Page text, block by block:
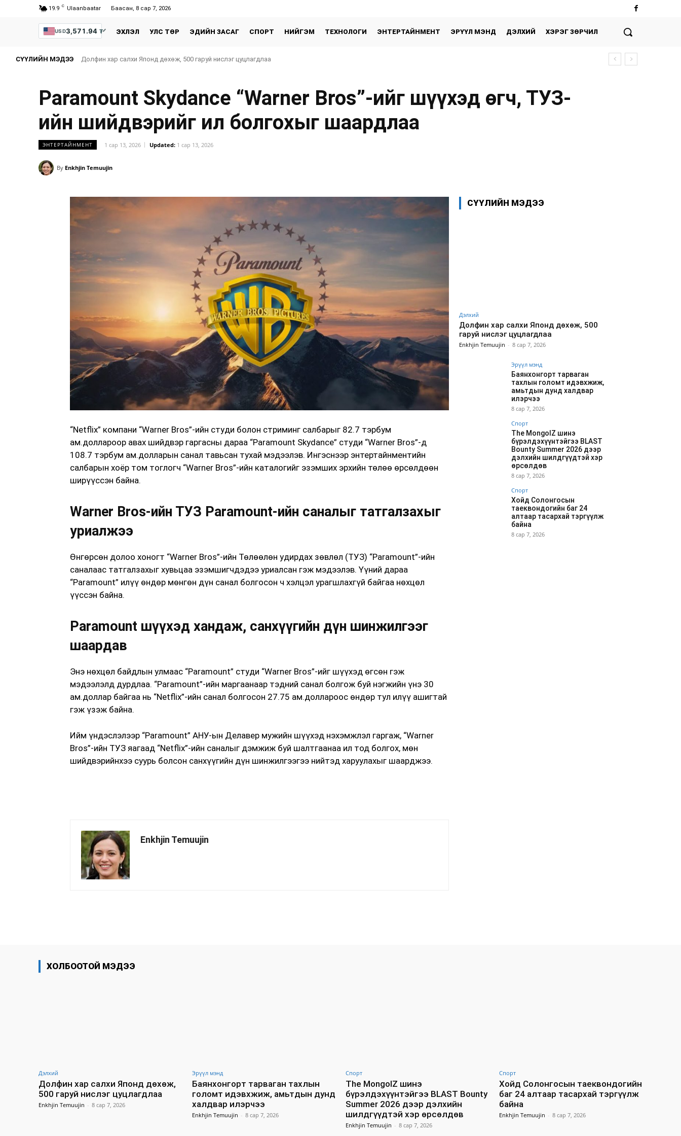
19.9 C Ulaanbaatar Баасан, 8 сар 7, 2026
USD3,571.94 ₮ ЭХЛЭЛ УЛС ТӨР ЭДИЙН ЗАСАГ СПОРТ НИЙГЭМ ТЕХНОЛОГИ ЭНТЕРТАЙНМЕНТ ЭРҮҮЛ МЭНД ДЭЛХИЙ ХЭРЭГ ЗӨРЧИЛ
СҮҮЛИЙН МЭДЭЭ Долфин хар салхи Японд дөхөж, 500 гаруй нислэг цуцлагдлаа
Paramount Skydance “Warner Bros”-ийг шүүхэд өгч, ТУЗ-
ийн шийдвэрийг ил болгохыг шаардлаа
ЭНТЕРТАЙНМЕНТ 1 сар 13, 2026 Updated: 1 сар 13, 2026
By Enkhjin Temuujin
“Netflix” компани “Warner Bros”-ийн студи болон стриминг салбарыг 82.7 тэрбум
ам.доллароор авах шийдвэр гаргасны дараа “Paramount Skydance” студи “Warner Bros”-д
108.7 тэрбум ам.долларын санал тавьсан тухай мэдээлэв. Ингэснээр энтертайнментийн
салбарын хоёр том тоглогч “Warner Bros”-ийн каталогийг эзэмших эрхийн төлөө өрсөлдөөн
ширүүссэн байна.
Warner Bros-ийн ТУЗ Paramount-ийн саналыг татгалзахыг
уриалжээ
Өнгөрсөн долоо хоногт “Warner Bros”-ийн Төлөөлөн удирдах зөвлөл (ТУЗ) “Paramount”-ийн
саналаас татгалзахыг хувьцаа эзэмшигчдэдээ уриалсан гэж мэдээлэв. Үүний дараа
“Paramount” илүү өндөр мөнгөн дүн санал болгосон ч хэлцэл урагшлахгүй байгаа нөхцөл
үүссэн байна.
Paramount шүүхэд хандаж, санхүүгийн дүн шинжилгээг
шаардав
Энэ нөхцөл байдлын улмаас “Paramount” студи “Warner Bros”-ийг шүүхэд өгсөн гэж
мэдээлэлд дурдлаа. “Paramount”-ийн маргаанаар тэдний санал болгож буй нэгжийн үнэ 30
ам.доллар байгаа нь “Netflix”-ийн санал болгосон 27.75 ам.доллароос өндөр тул илүү ашигтай
гэж үзэж байна.
Ийм үндэслэлээр “Paramount” АНУ-ын Делавер мужийн шүүхэд нэхэмжлэл гаргаж, “Warner
Bros”-ийн ТУЗ яагаад “Netflix”-ийн саналыг дэмжиж буй шалтгаанаа ил тод болгох, мөн
шийдвэрийнхээ суурь болсон санхүүгийн дүн шинжилгээгээ нийтэд харуулахыг шаарджээ.
Enkhjin Temuujin
СҮҮЛИЙН МЭДЭЭ
Дэлхий
Долфин хар салхи Японд дөхөж, 500
гаруй нислэг цуцлагдлаа
Enkhjin Temuujin - 8 сар 7, 2026
Эрүүл мэнд
Баянхонгорт тарваган
тахлын голомт идэвхжиж,
амьтдын дунд халдвар
илэрчээ
8 сар 7, 2026
Спорт
The MongolZ шинэ
бүрэлдэхүүнтэйгээ BLAST
Bounty Summer 2026 дээр
дэлхийн шилдгүүдтэй хэр
өрсөлдөв
8 сар 7, 2026
Спорт
Хойд Солонгосын
таеквондогийн баг 24
алтаар тасархай тэргүүлж
байна
8 сар 7, 2026
ХОЛБООТОЙ МЭДЭЭ
Дэлхий
Долфин хар салхи Японд дөхөж,
500 гаруй нислэг цуцлагдлаа
Enkhjin Temuujin - 8 сар 7, 2026
Эрүүл мэнд
Баянхонгорт тарваган тахлын
голомт идэвхжиж, амьтдын дунд
халдвар илэрчээ
Enkhjin Temuujin - 8 сар 7, 2026
Спорт
The MongolZ шинэ
бүрэлдэхүүнтэйгээ BLAST Bounty
Summer 2026 дээр дэлхийн
шилдгүүдтэй хэр өрсөлдөв
Enkhjin Temuujin - 8 сар 7, 2026
Спорт
Хойд Солонгосын таеквондогийн
баг 24 алтаар тасархай тэргүүлж
байна
Enkhjin Temuujin - 8 сар 7, 2026